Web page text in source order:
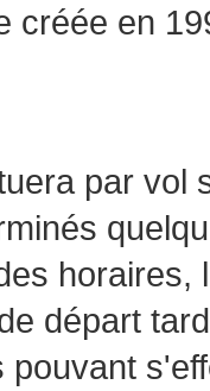
créée en
par vol
départ
pouvant